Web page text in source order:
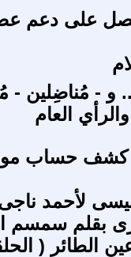
على دعم
و - مُناضِلين -
والرأي العام
كشف حساب
لأحمد ناجى
بقلم سمسم
الطائر (